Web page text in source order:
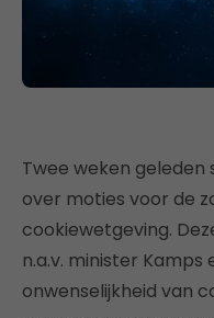
Twee weken
over moties voor de
cookiewetgeving.
n.a.v. minister
onwenselijkheid van